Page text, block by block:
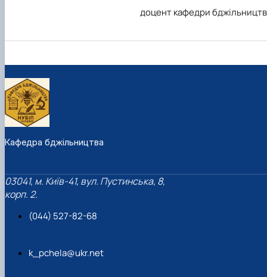
доцент кафедри
Кафедра бджільництва
03041, м. Київ-41, вул. Пустинська, 8,
корп. 2.
(044) 527-82-68
k_pchela@ukr.net